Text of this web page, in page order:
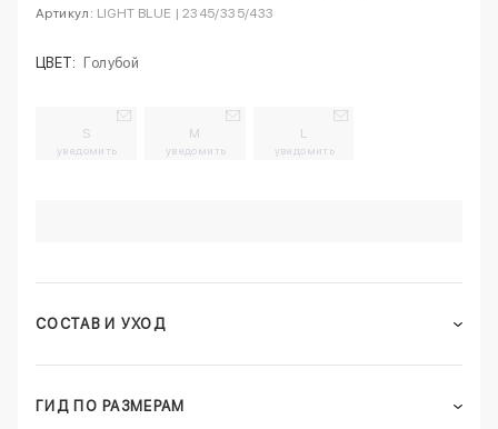
Артикул: LIGHT BLUE | 2345/335/433
ЦВЕТ: Голубой
S
уведомить
M
уведомить
L
уведомить
СОСТАВ И УХОД
ГИД ПО РАЗМЕРАМ